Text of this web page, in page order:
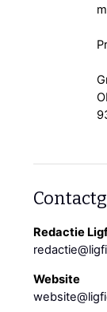
Redactie
Website